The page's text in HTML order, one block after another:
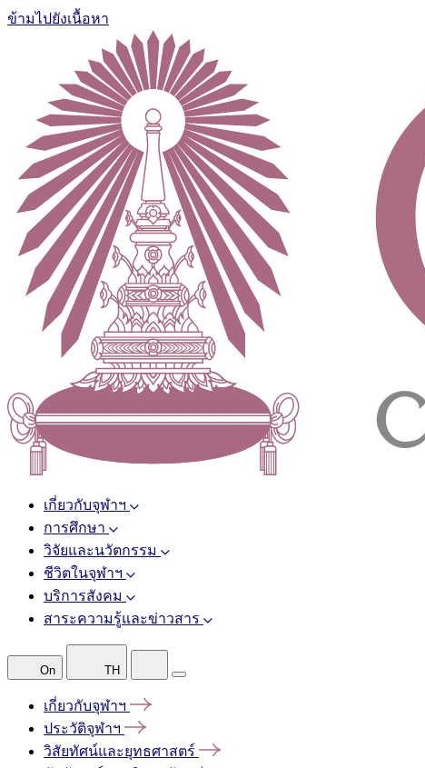
ข้ามไปยังเนื้อหา
เกี่ยวกับจุฬาฯ
การศึกษา
วิจัยและนวัตกรรม
ชีวิตในจุฬาฯ
บริการสังคม
สาระความรู้และข่าวสาร
On TH
เกี่ยวกับจุฬาฯ
ประวัติจุฬาฯ
วิสัยทัศน์และยุทธศาสตร์